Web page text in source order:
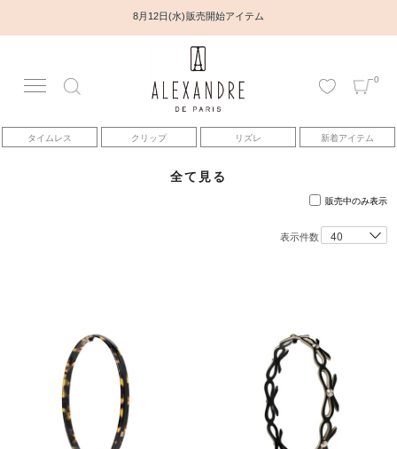
8月12日(水) 販売開始アイテム
0
タイムレス クリップ リズレ 新着アイテム
アカウント
アイテム
ヘアアレンジ動画
ヒストリー
全て見る
販売中のみ表示
表示件数